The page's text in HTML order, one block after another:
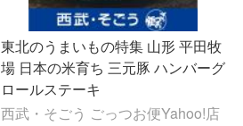
東北のうまいもの特集 山形 平田牧
場 日本の米育ち 三元豚 ハンバーグ
ロールステーキ
西武・そごう ごっつお便Yahoo!店